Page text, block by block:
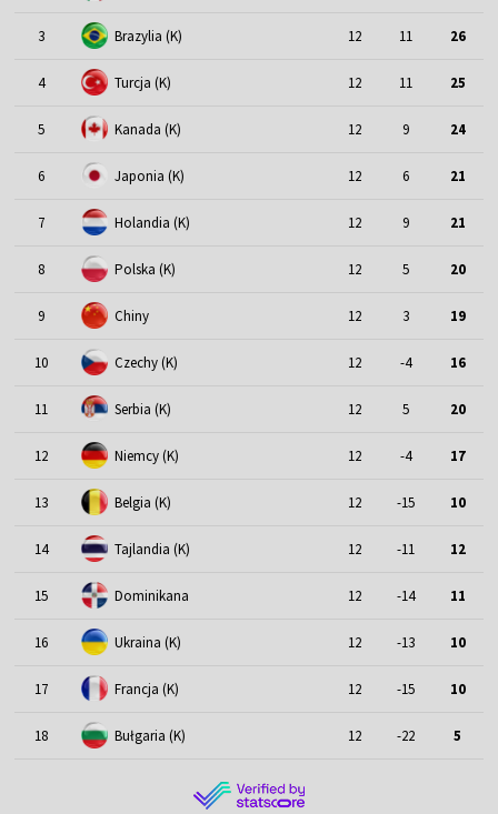
3 Brazylia (K) 12 11 26
4 Turcja (K) 12 11 25
5 Kanada (K) 12 9 24
6 Japonia (K) 12 6 21
7 Holandia (K) 12 9 21
8 Polska (K) 12 5 20
9 Chiny 12 3 19
10 Czechy (K) 12 -4 16
11 Serbia (K) 12 5 20
12 Niemcy (K) 12 -4 17
13 Belgia (K) 12 -15 10
14 Tajlandia (K) 12 -11 12
15 Dominikana 12 -14 11
16 Ukraina (K) 12 -13 10
17 Francja (K) 12 -15 10
18 Bułgaria (K) 12 -22 5